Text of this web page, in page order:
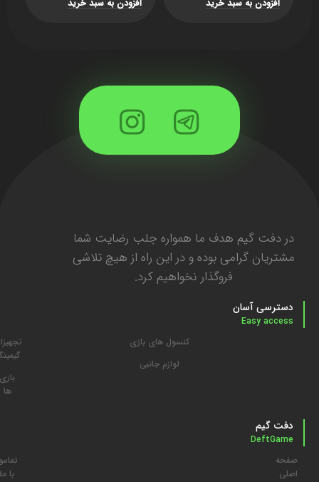
افزودن به سبد خرید افزودن به سبد خرید
در دفت گیم هدف ما همواره جلب رضایت شما
مشتریان گرامی بوده و در این راه از هیچ تلاشی
فروگذار نخواهیم کرد.
دسترسی آسان
Easy access
کنسول های بازی
لوازم جانبی
بازی
ها
دفت گیم
DeftGame
صفحه
اصلی
با ما